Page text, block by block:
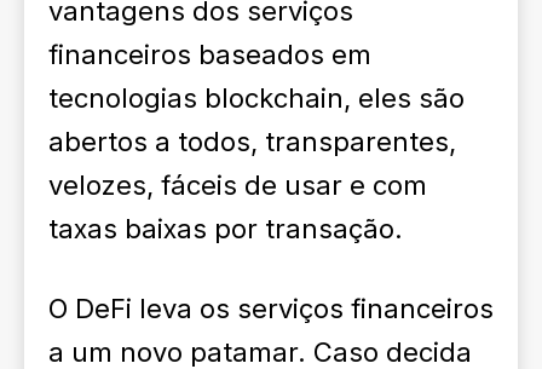
vantagens dos serviços
financeiros baseados em
tecnologias blockchain, eles são
abertos a todos, transparentes,
velozes, fáceis de usar e com
taxas baixas por transação.
O DeFi leva os serviços financeiros
a um novo patamar. Caso decida